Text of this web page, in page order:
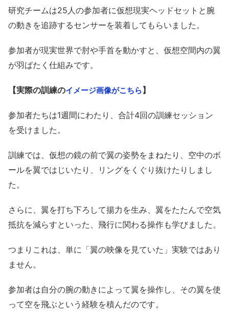
研究チームは25人の参加者に仮想現実ヘッドセットと腕
の動きを追跡するセンサーを装着してもらいました。
参加者が現実世界で肘や手首を動かすと、仮想空間内の翼
が羽ばたく仕組みです。
【実際の訓練のイメージ画像がこちら】
参加者たちは1週間にわたり、合計4回の訓練セッション
を受けました。
訓練では、仮想の鏡の前で翼の姿勢をまねたり、空中のボ
ールを翼ではじいたり、リングをくぐり抜けたりしまし
た。
さらに、翼を打ち下ろして揚力を生み、翼をたたんで空気
抵抗を減らすといった、飛行に関わる操作も学びました。
つまりこれは、単に「翼の映像を見ていた」実験ではあり
ません。
参加者は自分の腕の動きによって翼を操作し、その翼を使
って空を飛ぶという経験を積んだのです。